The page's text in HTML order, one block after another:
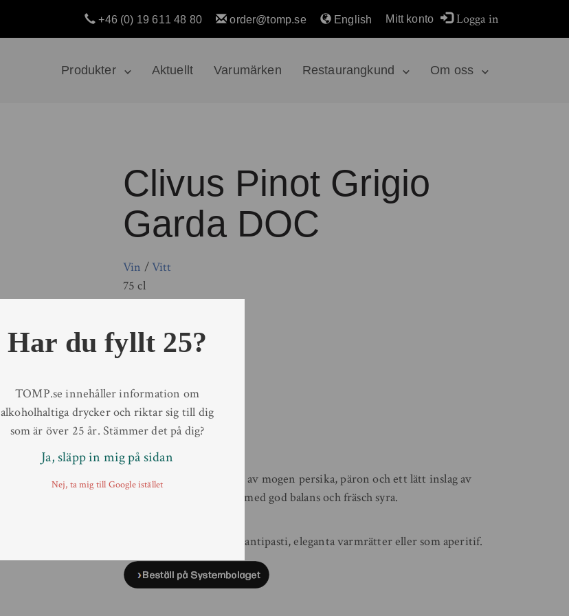
Produkter Aktuellt Varumärken Restaurangkund Om oss
+46 (0) 19 611 48 80 order@tomp.se English Mitt konto Logga in
Clivus Pinot Grigio
Garda DOC
Vin /Vitt
75 cl
Alkoholhalt 12,5 %
Druva Pinot Grigio
Typ av behållare
Volym
75 cl
Italien
Alpone-dalen
Smakbeskrivning:
Fruktig smak med inslag av mogen persika, päron och ett lätt inslag av
mineral. Fylligt och rikt med god balans och fräsch syra.
Serveras vid 8–10 °C till antipasti, eleganta varmrätter eller som aperitif.
Har du fyllt 25?
TOMP.se innehåller information om
alkoholhaltiga drycker och riktar sig till dig
som är över 25 år. Stämmer det på dig?
Ja, släpp in mig på sidan
Nej, ta mig till Google istället